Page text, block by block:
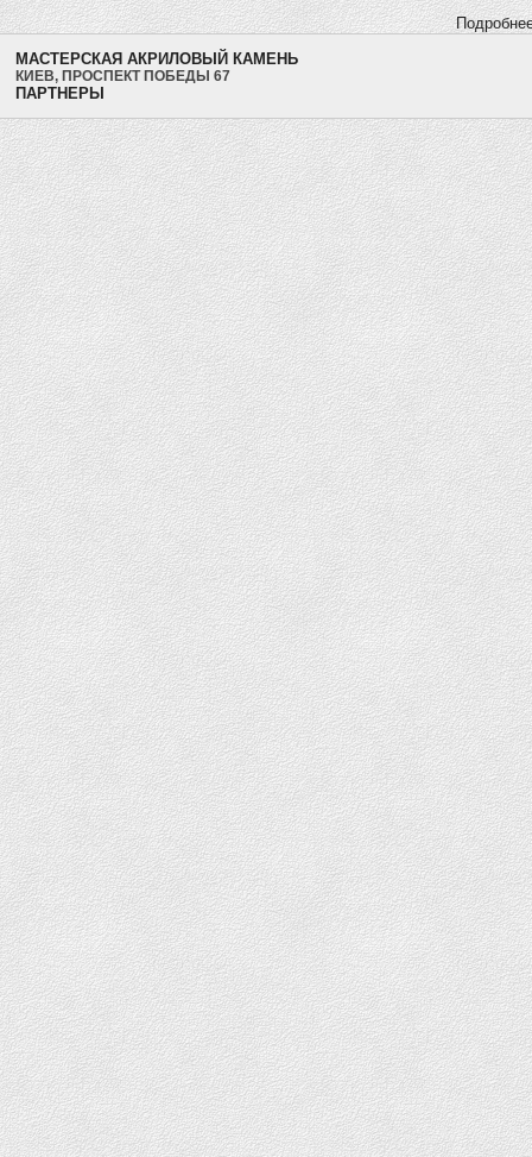
МАСТЕРСКАЯ АКРИЛОВЫЙ КАМЕНЬ
КИЕВ, ПРОСПЕКТ ПОБЕДЫ 67
ПАРТНЕРЫ